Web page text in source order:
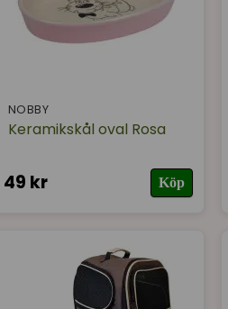
NOBBY
Keramikskål oval Rosa
49 kr Köp